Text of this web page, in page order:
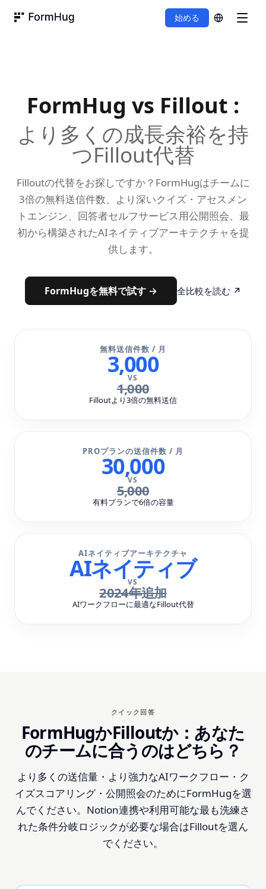
始める
FormHug vs Fillout :
より多くの成長余裕を持
つFillout代替
Filloutの代替をお探しですか？FormHugはチームに
3倍の無料送信件数、より深いクイズ・アセスメン
トエンジン、回答者セルフサービス用公開照会、最
初から構築されたAIネイティブアーキテクチャを提
供します。
FormHugを無料で試す → 全比較を読む ↗
無料送信件数 / 月
3,000
VS
1,000
Filloutより3倍の無料送信
PROプランの送信件数 / 月
30,000
VS
5,000
有料プランで6倍の容量
AIネイティブアーキテクチャ
AIネイティブ
VS
2024年追加
AIワークフローに最適なFillout代替
クイック回答
FormHugかFilloutか：あなた
のチームに合うのはどちら？
より多くの送信量・より強力なAIワークフロー・ク
イズスコアリング・公開照会のためにFormHugを選
んでください。Notion連携や利用可能な最も洗練さ
れた条件分岐ロジックが必要な場合はFilloutを選ん
でください。